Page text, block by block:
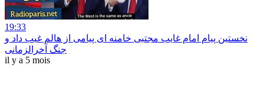
19:33
نخستین پیام امام غایب مجتبی خامنه ای پیامی از هالم غیب داد و
جنگ آخرالزمانی
il y a 5 mois